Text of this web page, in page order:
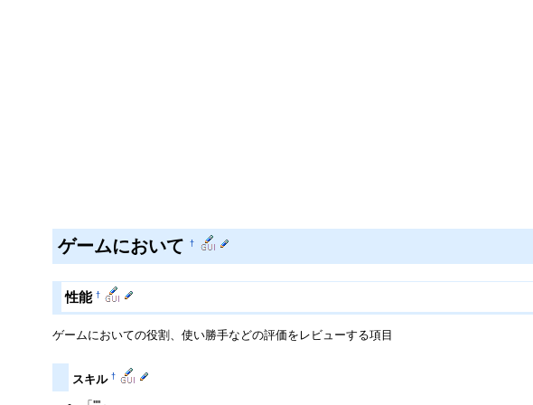
ゲームにおいて †
性能†
ゲームにおいての役割、使い勝手などの評価をレビューする項目
スキル †